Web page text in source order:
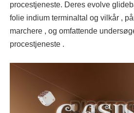
procestjeneste. Deres evolve
folie indium terminaltal og vilkår ,
marchere , og omfattende
procestjeneste .